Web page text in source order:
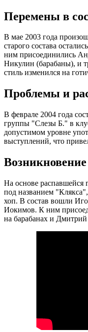
Перемены в
В мае 2003 года
старого состава
ним присоединились
Никулин (барабаны), и
стиль изменился на
Проблемы и
В феврале 2004 года
группы "Слезы Б." в
допустимом уровне
выступлений, что
На основе распавшейся
под названием
хоп. В состав вошли
Иокимов. К ним
на барабанах и Дмитрий